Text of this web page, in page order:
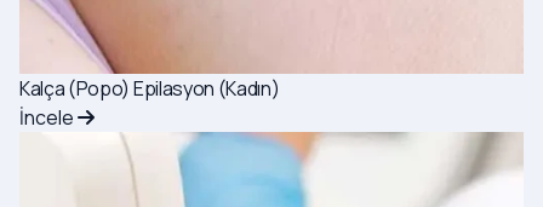
Kalça (Popo) Epilasyon (Kadın)
İncele